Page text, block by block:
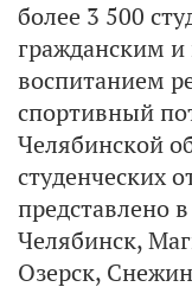
более 3 500
гражданским и
воспитанием
спортивный
Челябинской
студенческих
представлено
Челябинск,
Озерск,